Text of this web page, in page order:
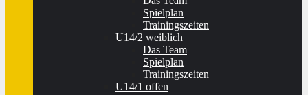
Spielplan
Trainingszeiten
U14/2 weiblich
Das Team
Spielplan
Trainingszeiten
U14/1 offen